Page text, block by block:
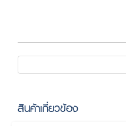
สินค้าเกี่ยวข้อง